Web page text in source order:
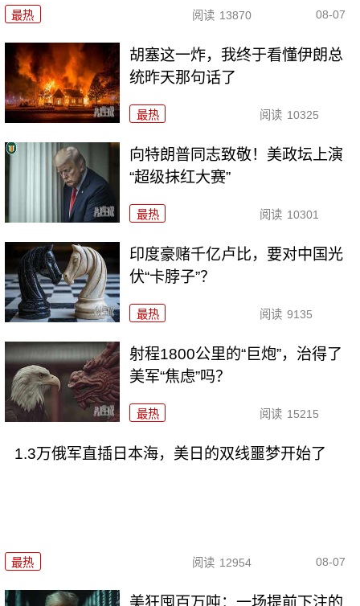
最热 阅读 13870 08-07
胡塞这一炸，我终于看懂伊朗总
统昨天那句话了
最热 阅读 10325
向特朗普同志致敬！美政坛上演
“超级抹红大赛”
最热 阅读 10301
印度豪赌千亿卢比，要对中国光
伏“卡脖子”？
最热 阅读 9135
射程1800公里的“巨炮”，治得了
美军“焦虑”吗？
最热 阅读 15215
1.3万俄军直插日本海，美日的双线噩梦开始了
最热 阅读 12954 08-07
美狂囤百万吨：一场提前下注的